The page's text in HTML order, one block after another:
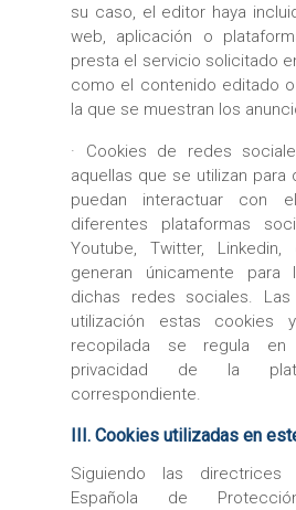
su caso, el editor haya
web, aplicación o
presta el servicio solicitado
como el contenido editado
la que se muestran los
· Cookies de redes
aquellas que se utilizan para
puedan interactuar con
diferentes plataformas
Youtube, Twitter,
generan únicamente para
dichas redes sociales.
utilización estas cookies
recopilada se regula
privacidad de la
correspondiente.
III. Cookies utilizadas en
Siguiendo las
Española de